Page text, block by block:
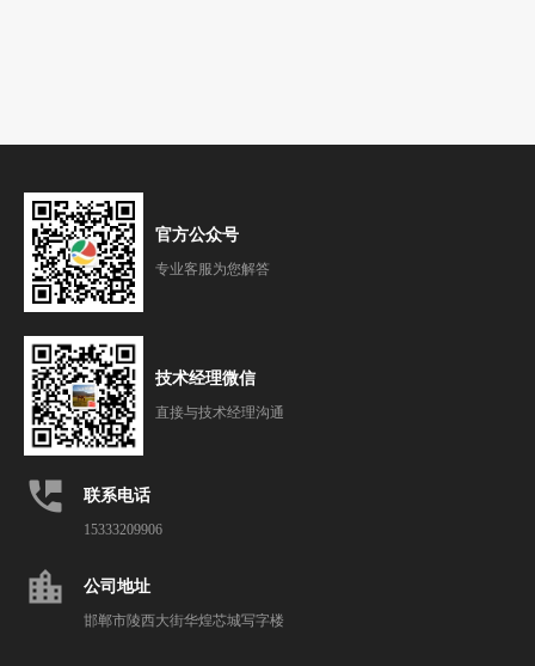
官方公众号
专业客服为您解答
技术经理微信
直接与技术经理沟通
perm_phone_msg 联系电话
15333209906
location_city 公司地址
邯郸市陵西大街华煌芯城写字楼